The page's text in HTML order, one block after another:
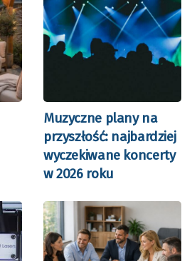
Muzyczne plany na
przyszłość: najbardziej
wyczekiwane koncerty
w 2026 roku